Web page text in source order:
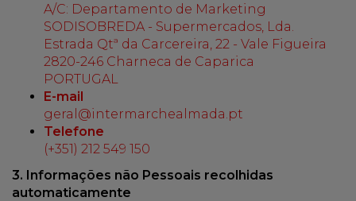
A/C: Departamento de Marketing
SODISOBREDA - Supermercados, Lda.
Estrada Qtª da Carcereira, 22 - Vale Figueira
2820-246 Charneca de Caparica
PORTUGAL
E-mail
geral@intermarchealmada.pt
Telefone
(+351) 212 549 150
3. Informações não Pessoais recolhidas
automaticamente